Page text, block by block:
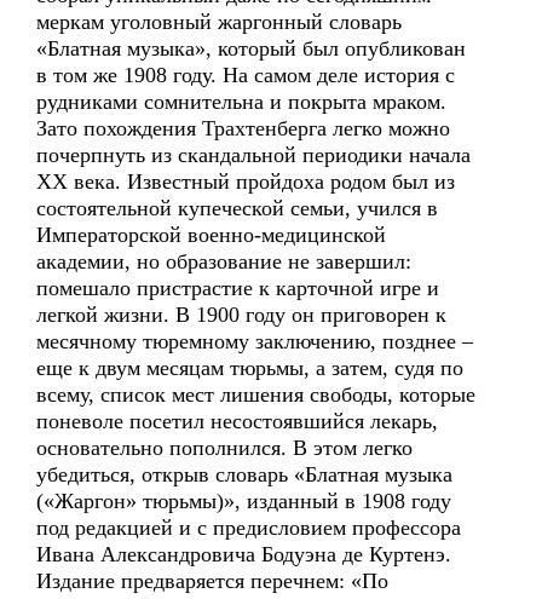
меркам уголовный жаргонный словарь
«Блатная музыка», который был опубликован
в том же 1908 году. На самом деле история с
рудниками сомнительна и покрыта мраком.
Зато похождения Трахтенберга легко можно
почерпнуть из скандальной периодики начала
ХХ века. Известный пройдоха родом был из
состоятельной купеческой семьи, учился в
Императорской военно-медицинской
академии, но образование не завершил:
помешало пристрастие к карточной игре и
легкой жизни. В 1900 году он приговорен к
месячному тюремному заключению, позднее –
еще к двум месяцам тюрьмы, а затем, судя по
всему, список мест лишения свободы, которые
поневоле посетил несостоявшийся лекарь,
основательно пополнился. В этом легко
убедиться, открыв словарь «Блатная музыка
(«Жаргон» тюрьмы)», изданный в 1908 году
под редакцией и с предисловием профессора
Ивана Александровича Бодуэна де Куртенэ.
Издание предваряется перечнем: «По